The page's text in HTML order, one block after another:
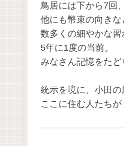
鳥居には下から7回
他にも幣束の向きな
数多くの細やかな習
5年に1度の当前。
みなさん記憶をたど
統示を境に、小田の
ここに住む人たち